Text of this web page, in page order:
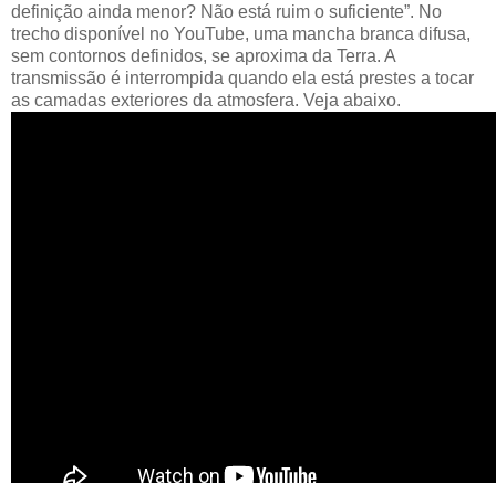
definição ainda menor? Não está ruim o suficiente”. No
trecho disponível no YouTube, uma mancha branca difusa,
sem contornos definidos, se aproxima da Terra. A
transmissão é interrompida quando ela está prestes a tocar
as camadas exteriores da atmosfera. Veja abaixo.